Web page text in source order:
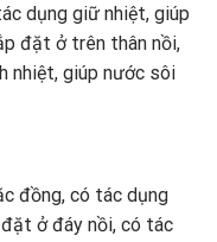
dụng giữ nhiệt, giúp
đặt ở trên thân nồi,
nhiệt, giúp nước sôi
đồng, có tác dụng
ở đáy nồi, có tác